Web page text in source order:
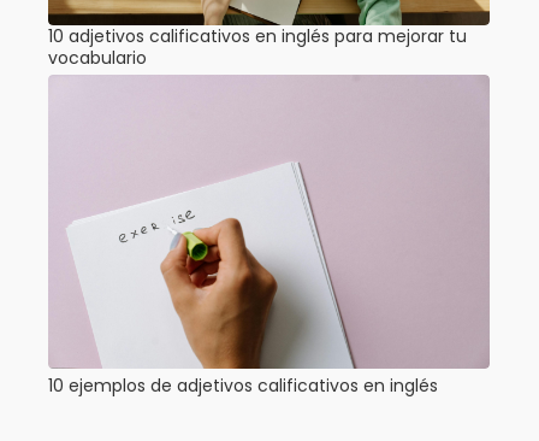
10 adjetivos calificativos en inglés para mejorar tu
vocabulario
10 ejemplos de adjetivos calificativos en inglés